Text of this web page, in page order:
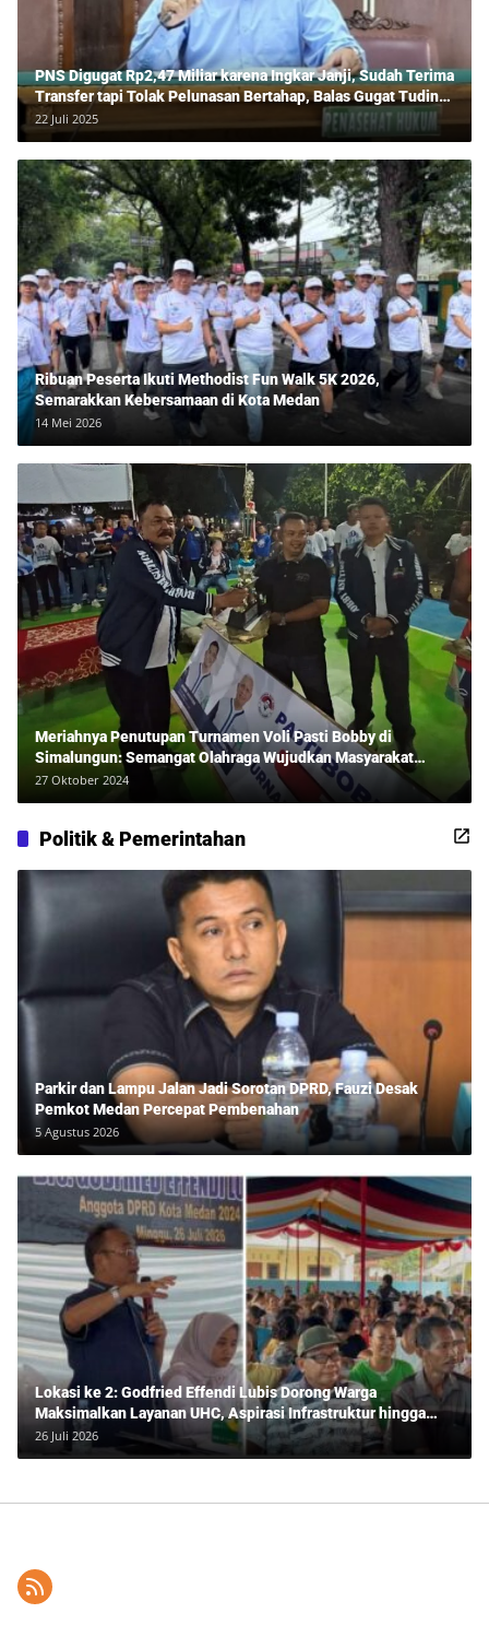
PNS Digugat Rp2,47 Miliar karena Ingkar Janji, Sudah Terima
Transfer tapi Tolak Pelunasan Bertahap, Balas Gugat Tuding
Lawan Tipu Rp850 Juta
22 Juli 2025
Ribuan Peserta Ikuti Methodist Fun Walk 5K 2026,
Semarakkan Kebersamaan di Kota Medan
14 Mei 2026
Meriahnya Penutupan Turnamen Voli Pasti Bobby di
Simalungun: Semangat Olahraga Wujudkan Masyarakat
Sehat Bersama Erwan Rozadi dan Ribuan Penonton!
27 Oktober 2024
Politik & Pemerintahan
Parkir dan Lampu Jalan Jadi Sorotan DPRD, Fauzi Desak
Pemkot Medan Percepat Pembenahan
5 Agustus 2026
Lokasi ke 2: Godfried Effendi Lubis Dorong Warga
Maksimalkan Layanan UHC, Aspirasi Infrastruktur hingga
Pendidikan Mengemuka dalam Reses Medan Amplas
26 Juli 2026